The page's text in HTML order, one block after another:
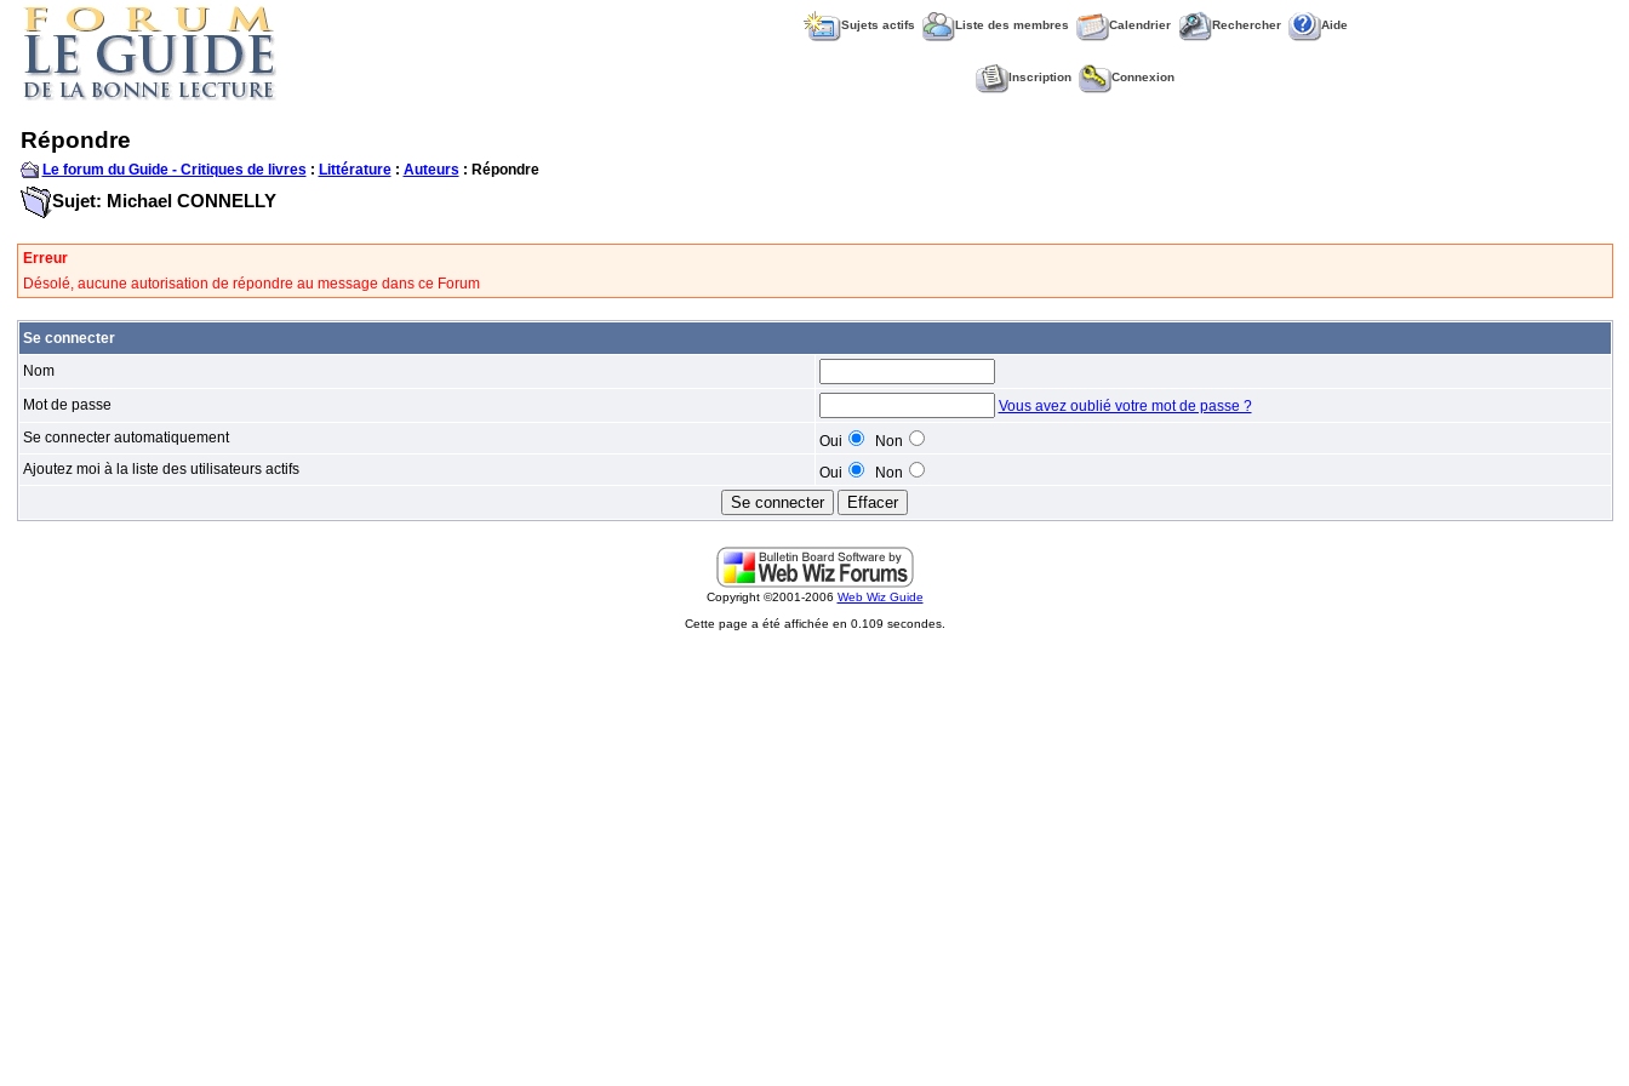
Sujets actifs Liste des membres Calendrier Rechercher Aide
Inscription Connexion
Répondre
Le forum du Guide - Critiques de livres : Littérature: Auteurs : Répondre
Sujet: Michael CONNELLY
Erreur
Désolé, aucune autorisation de répondre au message dans ce Forum
Se connecter
Nom
Mot de passe
Vous avez oublié votre mot de passe ?
Se connecter automatiquement
Oui
Non
Ajoutez moi à la liste des utilisateurs actifs
Oui Non
Copyright ©2001-2006 Web Wiz Guide
Cette page a été affichée en 0.109 secondes.